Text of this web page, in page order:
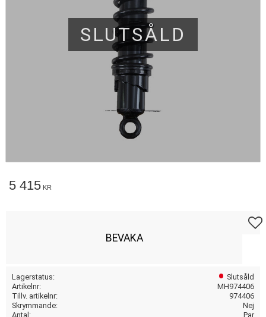
SLUTSÅLD
5 415 KR
BEVAKA
Lagerstatus
Slutsåld
Artikelnr
MH974406
Tillv. artikelnr
974406
Skrymmande
Nej
Antal
Par